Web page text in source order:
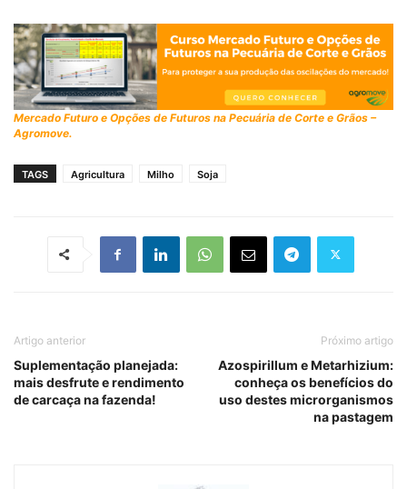
Mercado Futuro e Opções de Futuros na Pecuária de Corte e Grãos –
Agromove.
TAGS Agricultura Milho Soja
Artigo anterior
Suplementação planejada:
mais desfrute e rendimento
de carcaça na fazenda!
Próximo artigo
Azospirillum e Metarhizium:
conheça os benefícios do
uso destes microrganismos
na pastagem